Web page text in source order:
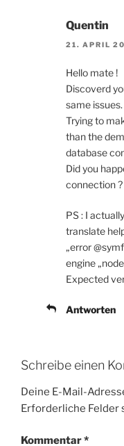
Quentin
21. APRIL
Hello mate !
Discoverd
same issues.
Trying to
than the
database
Did you
connection ?
PS : I
translate
„error
engine
Expected
Antworten
Schreibe einen
Deine E-Mail-
Erforderliche Felder
Kommentar*